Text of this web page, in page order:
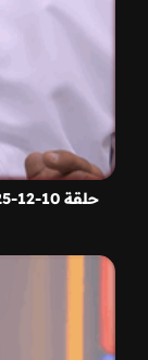
حلقة 10-12-2025